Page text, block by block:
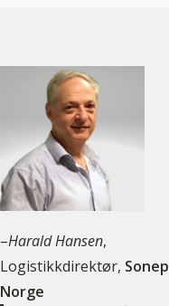
–Harald Hansen,
Logistikkdirektør,
Norge